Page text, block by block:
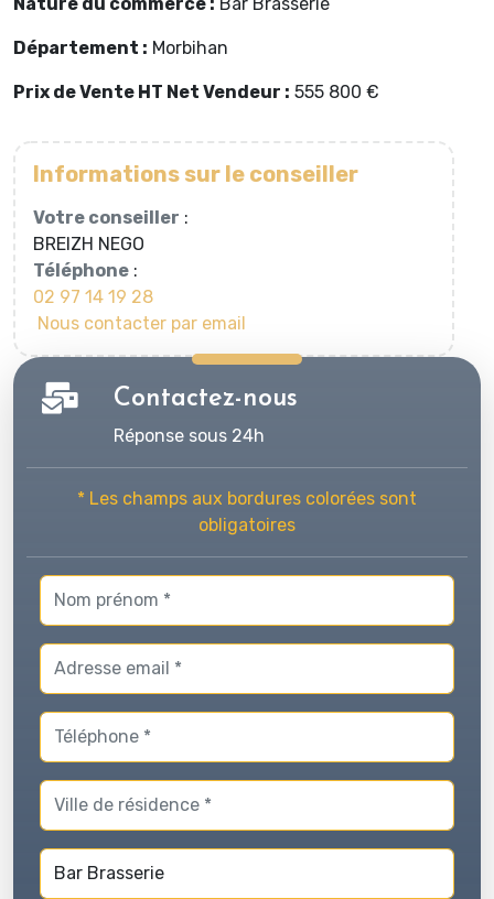
Département : Morbihan
Prix de Vente HT Net Vendeur : 555 800 €
Informations sur le conseiller
Votre conseiller :
BREIZH NEGO
Téléphone :
02 97 14 19 28
Nous contacter par email
Contactez-nous
Réponse sous 24h
* Les champs aux bordures colorées sont
obligatoires